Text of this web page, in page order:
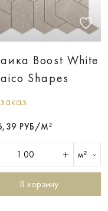
Boost White
Shapes
РУБ/М²
м²
В корзину